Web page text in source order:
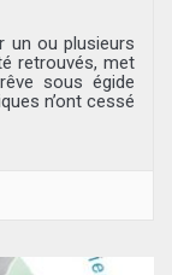
un ou plusieurs
retrouvés, met
sous égide
n’ont cessé